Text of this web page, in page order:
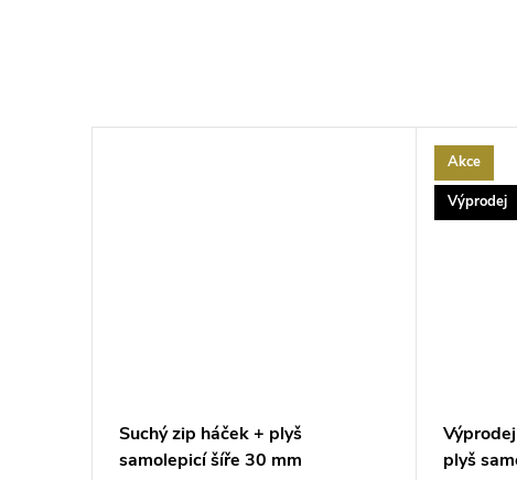
Suchý zip háček + plyš
samolepicí šíře 30 mm
Akce
Výprodej
plyš